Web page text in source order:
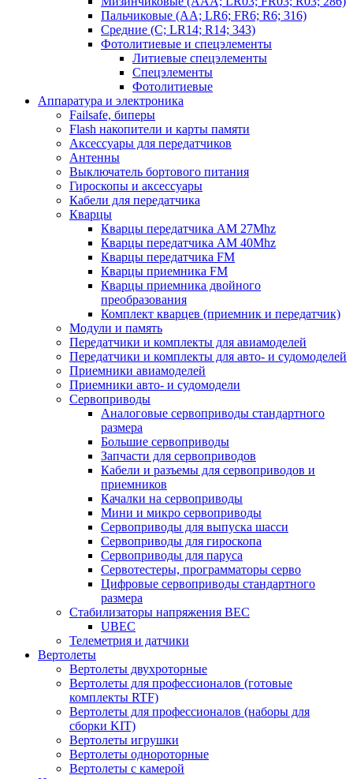
Пальчиковые (AA; LR6; FR6; R6; 316)
Средние (C; LR14; R14; 343)
Фотолитиевые и спецэлементы
Литиевые спецэлементы
Спецэлементы
Фотолитиевые
Аппаратура и электроника
Failsafe, биперы
Flash накопители и карты памяти
Аксессуары для передатчиков
Антенны
Выключатель бортового питания
Гироскопы и аксессуары
Кабели для передатчика
Кварцы
Кварцы передатчика AM 27Mhz
Кварцы передатчика AM 40Mhz
Кварцы передатчика FM
Кварцы приемника FM
Кварцы приемника двойного
преобразования
Комплект кварцев (приемник и передатчик)
Модули и память
Передатчики и комплекты для авиамоделей
Передатчики и комплекты для авто- и судомоделей
Приемники авиамоделей
Приемники авто- и судомодели
Сервоприводы
Аналоговые сервоприводы стандартного
размера
Большие сервоприводы
Запчасти для сервоприводов
Кабели и разъемы для сервоприводов и
приемников
Качалки на сервоприводы
Мини и микро сервоприводы
Сервоприводы для выпуска шасси
Сервоприводы для гироскопа
Сервоприводы для паруса
Сервотестеры, программаторы серво
Цифровые сервоприводы стандартного
размера
Стабилизаторы напряжения BEC
UBEC
Телеметрия и датчики
Вертолеты
Вертолеты двухроторные
Вертолеты для профессионалов (готовые
комплекты RTF)
Вертолеты для профессионалов (наборы для
сборки KIT)
Вертолеты игрушки
Вертолеты однороторные
Вертолеты с камерой